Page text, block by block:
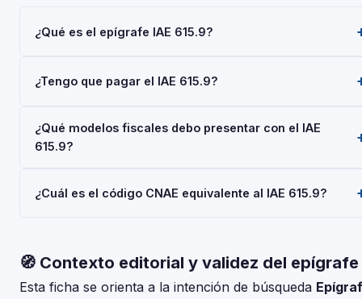
¿Qué es el epígrafe IAE 615.9?
Duradero NCOP' — pertenece a la Actividades
por la AEAT. Toda empresa o autónomo que realice esta
actividad debe darse de alta mediante el Modelo 036 o 037.
¿Tengo que pagar el IAE 615.9?
pago del IAE. Las sociedades con cifra de negocios inferior
1.000.000 €/año también están exentas. No obstante, el alta
económica.
¿Qué modelos fiscales debo presentar con el IAE
615.9?
036/037 (alta), Modelo 303 (IVA trimestral), Modelo 130 o 131
¿Cuál es el código CNAE equivalente al IAE 615.9?
código CNAE-2025 que corresponde al epígrafe 615.9 —
Com.may.otros ART. Consumo Duradero NCOP.
🧭 Contexto editorial y validez del epígrafe
Esta ficha se orienta a la intención de búsqueda